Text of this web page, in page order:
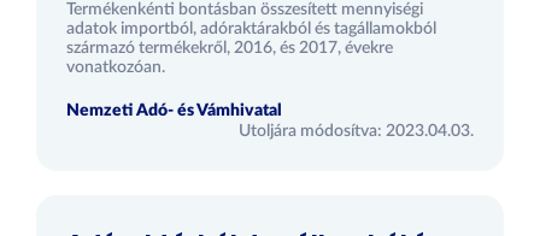
Termékenkénti bontásban összesített mennyiségi
adatok importból, adóraktárakból és tagállamokból
származó termékekről, 2016, és 2017, évekre
vonatkozóan.
Nemzeti Adó- és Vámhivatal
Utoljára módosítva: 2023.04.03.